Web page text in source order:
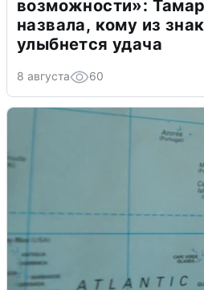
возможности»:
назвала, кому из
улыбнется удача
8 августа 60